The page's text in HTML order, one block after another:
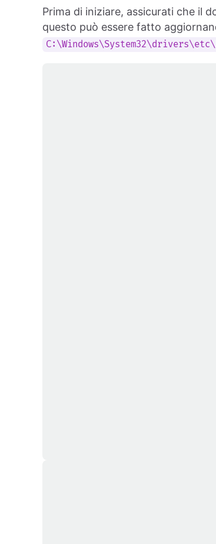
Prima di iniziare, assicurati che il
questo può essere fatto